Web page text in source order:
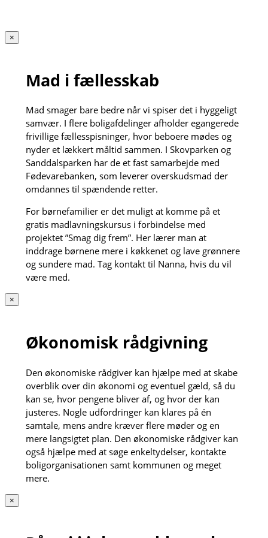
×
Mad i fællesskab
Mad smager bare bedre når vi spiser det i hyggeligt
samvær. I flere boligafdelinger afholder egangerede
frivillige fællesspisninger, hvor beboere mødes og
nyder et lækkert måltid sammen. I Skovparken og
Sanddalsparken har de et fast samarbejde med
Fødevarebanken, som leverer overskudsmad der
omdannes til spændende retter.
For børnefamilier er det muligt at komme på et
gratis madlavningskursus i forbindelse med
projektet ”Smag dig frem”. Her lærer man at
inddrage børnene mere i køkkenet og lave grønnere
og sundere mad. Tag kontakt til Nanna, hvis du vil
være med.
×
Økonomisk rådgivning
Den økonomiske rådgiver kan hjælpe med at skabe
overblik over din økonomi og eventuel gæld, så du
kan se, hvor pengene bliver af, og hvor der kan
justeres. Nogle udfordringer kan klares på én
samtale, mens andre kræver flere møder og en
mere langsigtet plan. Den økonomiske rådgiver kan
også hjælpe med at søge enkeltydelser, kontakte
boligorganisationen samt kommunen og meget
mere.
×